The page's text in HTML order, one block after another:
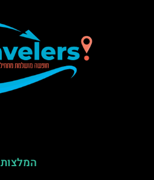
המלצות